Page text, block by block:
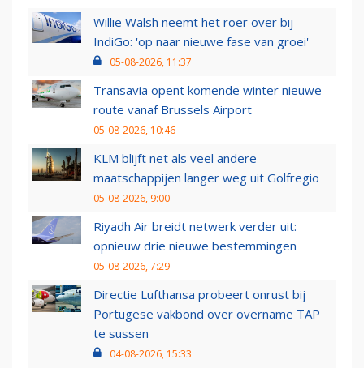
Willie Walsh neemt het roer over bij
IndiGo: 'op naar nieuwe fase van groei'
05-08-2026, 11:37
Transavia opent komende winter nieuwe
route vanaf Brussels Airport
05-08-2026, 10:46
KLM blijft net als veel andere
maatschappijen langer weg uit Golfregio
05-08-2026, 9:00
Riyadh Air breidt netwerk verder uit:
opnieuw drie nieuwe bestemmingen
05-08-2026, 7:29
Directie Lufthansa probeert onrust bij
Portugese vakbond over overname TAP
te sussen
04-08-2026, 15:33